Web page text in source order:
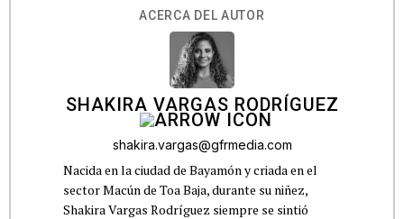
ACERCA DEL AUTOR
SHAKIRA VARGAS RODRÍGUEZ
shakira.vargas@gfrmedia.com
Nacida en la ciudad de Bayamón y criada en el
sector Macún de Toa Baja, durante su niñez,
Shakira Vargas Rodríguez siempre se sintió